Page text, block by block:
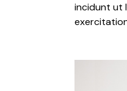
incidunt ut